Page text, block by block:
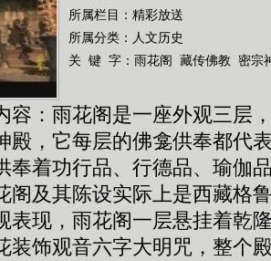
所属栏目： 精彩放送
所属分类：人文历史
关 键 字： 雨花阁 藏传佛教 密宗
容：雨花阁是一座外观三层
殿，它每层的佛龛供奉都代
奉着功行品、行德品、瑜伽
阁及其陈设实际上是西藏格
表现，雨花阁一层悬挂着乾
装饰观音六字大明咒，整个